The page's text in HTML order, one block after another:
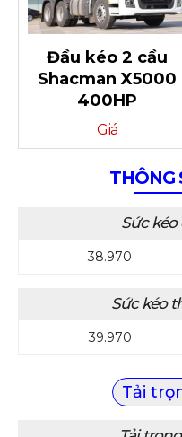
Đầu kéo 2 cầu
Shacman X5000
400HP
Giá
THÔNG
Sức
38.970
Sức kéo
39.970
Tải